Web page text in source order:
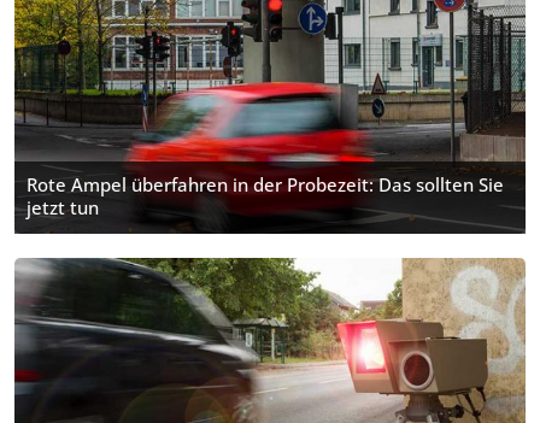
Rote Ampel überfahren in der Probezeit: Das sollten Sie
jetzt tun